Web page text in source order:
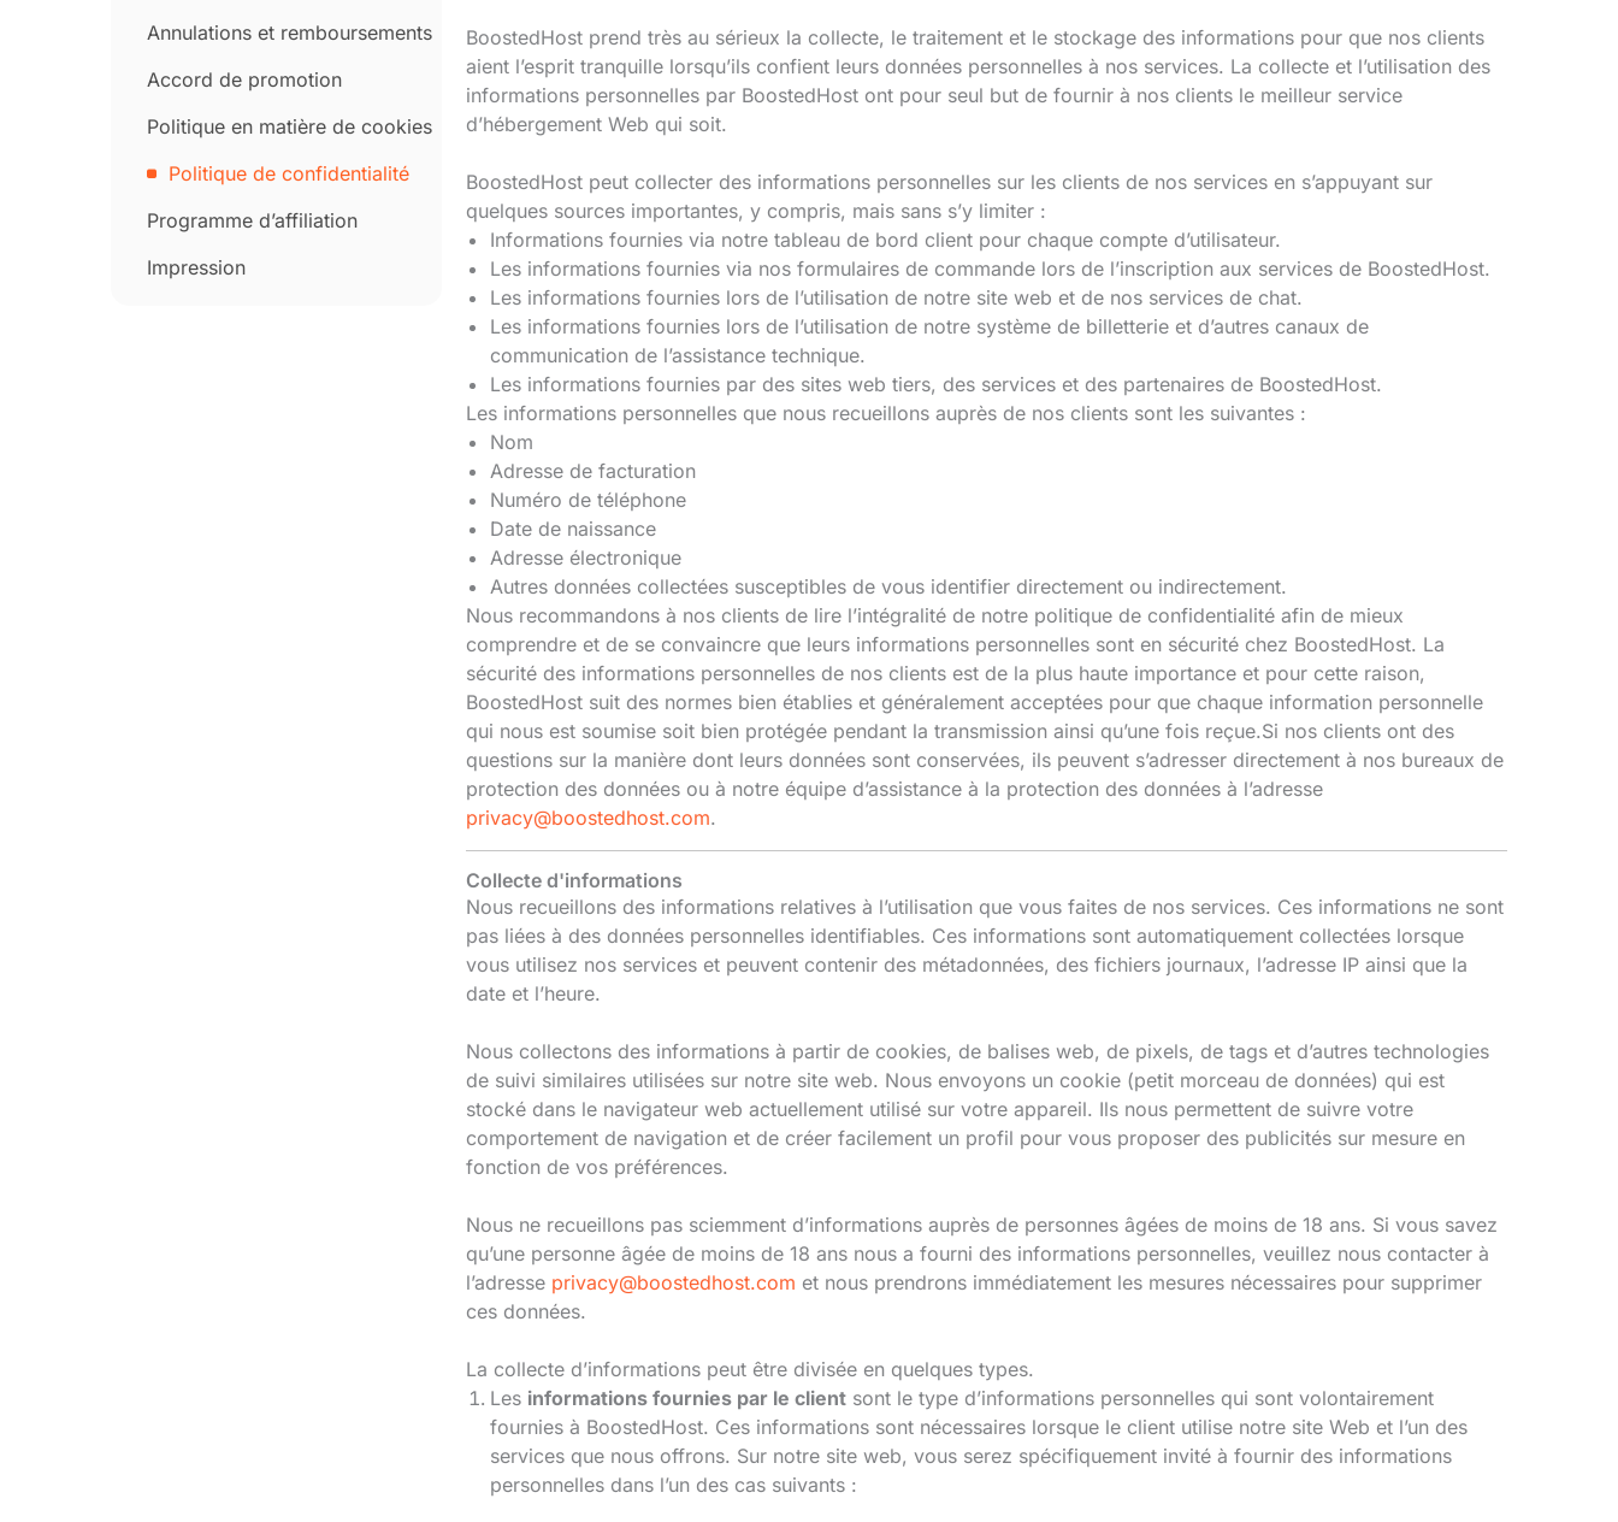
Annulations et remboursements
Accord de promotion
Politique en matière de cookies
Politique de confidentialité
Programme d’affiliation
Impression
BoostedHost prend très au sérieux la collecte, le traitement et le stockage des informations pour que nos clients
aient l’esprit tranquille lorsqu’ils confient leurs données personnelles à nos services. La collecte et l’utilisation des
informations personnelles par BoostedHost ont pour seul but de fournir à nos clients le meilleur service
d’hébergement Web qui soit.
BoostedHost peut collecter des informations personnelles sur les clients de nos services en s’appuyant sur
quelques sources importantes, y compris, mais sans s’y limiter :
Informations fournies via notre tableau de bord client pour chaque compte d’utilisateur.
Les informations fournies via nos formulaires de commande lors de l’inscription aux services de BoostedHost.
Les informations fournies lors de l’utilisation de notre site web et de nos services de chat.
Les informations fournies lors de l’utilisation de notre système de billetterie et d’autres canaux de
communication de l’assistance technique.
Les informations fournies par des sites web tiers, des services et des partenaires de BoostedHost.
Les informations personnelles que nous recueillons auprès de nos clients sont les suivantes :
Nom
Adresse de facturation
Numéro de téléphone
Date de naissance
Adresse électronique
Autres données collectées susceptibles de vous identifier directement ou indirectement.
Nous recommandons à nos clients de lire l’intégralité de notre politique de confidentialité afin de mieux
comprendre et de se convaincre que leurs informations personnelles sont en sécurité chez BoostedHost. La
sécurité des informations personnelles de nos clients est de la plus haute importance et pour cette raison,
BoostedHost suit des normes bien établies et généralement acceptées pour que chaque information personnelle
qui nous est soumise soit bien protégée pendant la transmission ainsi qu’une fois reçue.Si nos clients ont des
questions sur la manière dont leurs données sont conservées, ils peuvent s’adresser directement à nos bureaux de
protection des données ou à notre équipe d’assistance à la protection des données à l’adresse
privacy@boostedhost.com.
Collecte d'informations
Nous recueillons des informations relatives à l’utilisation que vous faites de nos services. Ces informations ne sont
pas liées à des données personnelles identifiables. Ces informations sont automatiquement collectées lorsque
vous utilisez nos services et peuvent contenir des métadonnées, des fichiers journaux, l’adresse IP ainsi que la
date et l’heure.
Nous collectons des informations à partir de cookies, de balises web, de pixels, de tags et d’autres technologies
de suivi similaires utilisées sur notre site web. Nous envoyons un cookie (petit morceau de données) qui est
stocké dans le navigateur web actuellement utilisé sur votre appareil. Ils nous permettent de suivre votre
comportement de navigation et de créer facilement un profil pour vous proposer des publicités sur mesure en
fonction de vos préférences.
Nous ne recueillons pas sciemment d’informations auprès de personnes âgées de moins de 18 ans. Si vous savez
qu’une personne âgée de moins de 18 ans nous a fourni des informations personnelles, veuillez nous contacter à
l’adresse privacy@boostedhost.com et nous prendrons immédiatement les mesures nécessaires pour supprimer
ces données.
La collecte d’informations peut être divisée en quelques types.
Les informations fournies par le client sont le type d’informations personnelles qui sont volontairement
fournies à BoostedHost. Ces informations sont nécessaires lorsque le client utilise notre site Web et l’un des
services que nous offrons. Sur notre site web, vous serez spécifiquement invité à fournir des informations
personnelles dans l’un des cas suivants :